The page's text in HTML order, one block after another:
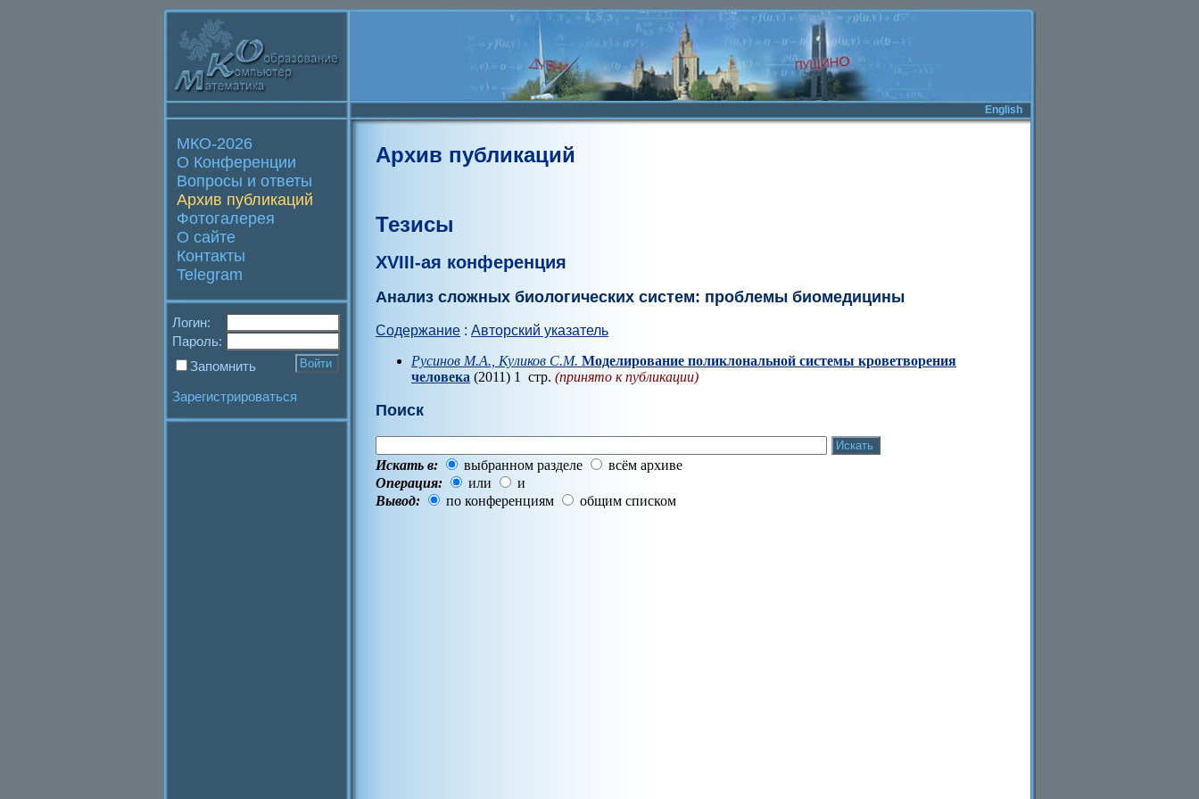
English
МКО-2026
О Конференции
Вопросы и ответы
Архив публикаций
Фотогалерея
О сайте
Контакты
Telegram
Логин:
Пароль:
Запомнить
Зарегистрироваться
Архив публикаций
Тезисы
XVIII-ая конференция
Анализ сложных биологических систем: проблемы биомедицины
Содержание : Авторский указатель
Русинов М.А., Куликов С.М. Моделирование поликлональной системы кроветворения
человека (2011) 1 стр. (принято к публикации)
Поиск
Искать в: выбранном разделе
всём архиве
Операция:
или
и
Вывод:
по конференциям общим списком